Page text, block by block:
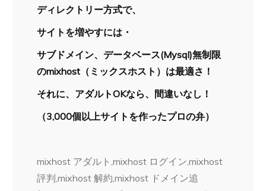
ディレクトリー方式で、
サイトを増やすには・
サブドメイン、データベース(Mysql)無制限
のmixhost（ミックスホスト）は最適さ！
それに、アダルトOKなら、間違いなし！
（3,000個以上サイトを作ったプロの弁）
mixhost アダルト,mixhost ログイン,mixhost
評判,mixhost 解約,mixhost ドメイン追